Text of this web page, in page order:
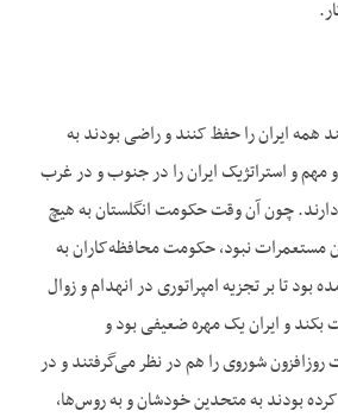
همه ایران را حفظ کنند و راضی بودند به
مهم و استراتژیک ایران را در جنوب و در غرب
چون آن وقت حکومت انگلستان به هیچ
مستعمرات نبود، حکومت محافظه‌کاران به
بود تا بر تجزیه امپراتوری در انهدام و زوال
بکند و ایران یک مهره ضعیفی بود و
شوروی را هم در نظر می‌گرفتند و در
بودند به متحدین خودشان و به روس‌ها،